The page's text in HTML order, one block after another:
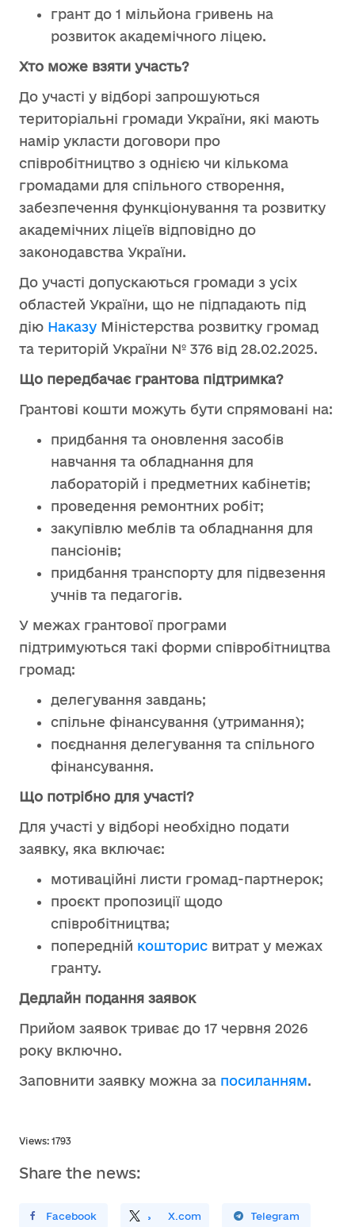
грант до 1 мільйона гривень на
розвиток академічного ліцею.
Хто може взяти участь?
До участі у відборі запрошуються
територіальні громади України, які мають
намір укласти договори про
співробітництво з однією чи кількома
громадами для спільного створення,
забезпечення функціонування та розвитку
академічних ліцеїв відповідно до
законодавства України.
До участі допускаються громади з усіх
областей України, що не підпадають під
дію Наказу Міністерства розвитку громад
та територій України № 376 від 28.02.2025.
Що передбачає грантова підтримка?
Грантові кошти можуть бути спрямовані на:
придбання та оновлення засобів
навчання та обладнання для
лабораторій і предметних кабінетів;
проведення ремонтних робіт;
закупівлю меблів та обладнання для
пансіонів;
придбання транспорту для підвезення
учнів та педагогів.
У межах грантової програми
підтримуються такі форми співробітництва
громад:
делегування завдань;
спільне фінансування (утримання);
поєднання делегування та спільного
фінансування.
Що потрібно для участі?
Для участі у відборі необхідно подати
заявку, яка включає:
мотиваційні листи громад-партнерок;
проєкт пропозиції щодо
співробітництва;
попередній кошторис витрат у межах
гранту.
Дедлайн подання заявок
Прийом заявок триває до 17 червня 2026
року включно.
Заповнити заявку можна за посиланням.
Views: 1793
Share the news:
У FacebookПоділитись X.com
Поширити У Telegram